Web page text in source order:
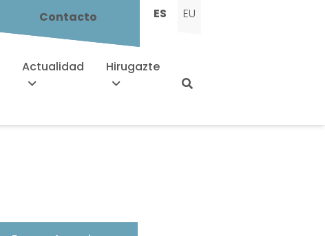
Contacto ES EU
Actualidad Hirugazte